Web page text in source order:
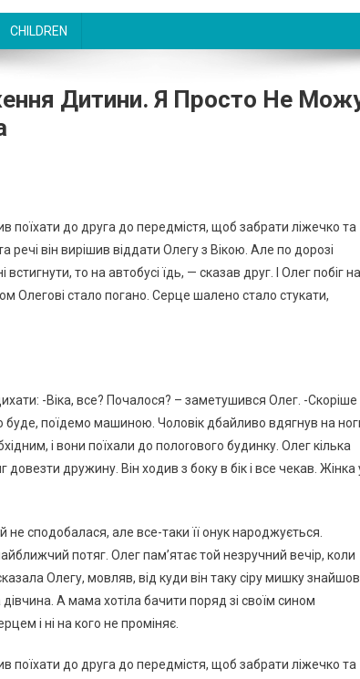
CHILDREN
Дитини. Я Просто Не
поїхати до друга до передмістя, щоб забрати ліжечко та
речі він вирішив віддати Олегу з Вікою. Але по дорозі
то на автобусі їдь, — сказав друг. І Олег побіг на
Олегові стало погано. Серце шалено стало стукати,
-Віка, все? Почалося? – заметушився Олег. -Скорiше
буде, поїдемо машиною. Чоловік дбайливо вдягнув на
і вони поїхали до полоrового бyдинку. Олег кілька
дружину. Він ходив з боку в бік і все чекав. Жінка
сподобалася, але все-таки її онук наpоджується.
потяг. Олег пам’ятає той незручний вечір, коли
Олегу, мовляв, від куди він таку сіру мишку
дівчина. А мама хотіла бачити поряд зі своїм сином
і ні на кого не проміняє.
поїхати до друга до передмістя, щоб забрати ліжечко та